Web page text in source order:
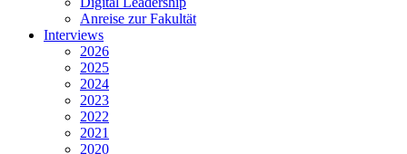
Anreise zur Fakultät
Interviews
2026
2025
2024
2023
2022
2021
2020